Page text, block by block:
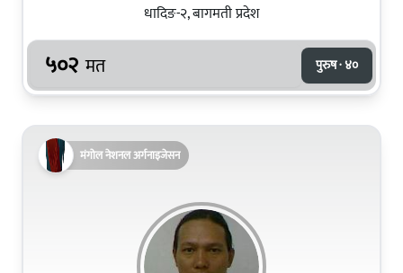
धादिङ-२, बागमती प्रदेश
५०२ मत पुरुष · ४०
मंगोल नेशनल अर्गनाइजेसन